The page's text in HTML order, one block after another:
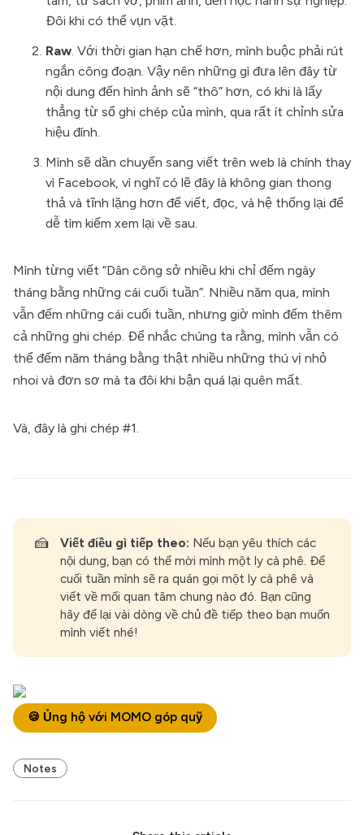
Đôi khi có thể vụn vặt.
Raw. Với thời gian hạn chế hơn, mình buộc phải rút
ngắn công đoạn. Vậy nên những gì đưa lên đây từ
nội dung đến hình ảnh sẽ “thô” hơn, có khi là lấy
thẳng từ sổ ghi chép của mình, qua rất ít chỉnh sửa
hiệu đính.
Mình sẽ dần chuyển sang viết trên web là chính thay
vì Facebook, vì nghĩ có lẽ đây là không gian thong
thả và tĩnh lặng hơn để viết, đọc, và hệ thống lại để
dễ tìm kiếm xem lại về sau.
Mình từng viết “Dân công sở nhiều khi chỉ đếm ngày
tháng bằng những cái cuối tuần”. Nhiều năm qua, mình
vẫn đếm những cái cuối tuần, nhưng giờ mình đếm thêm
cả những ghi chép. Để nhắc chúng ta rằng, mình vẫn có
thể đếm năm tháng bằng thật nhiều những thú vị nhỏ
nhoi và đơn sơ mà ta đôi khi bận quá lại quên mất.
Và, đây là ghi chép #1.
🍰 Viết điều gì tiếp theo: Nếu bạn yêu thích các
nội dung, bạn có thể mời mình một ly cà phê. Để
cuối tuần mình sẽ ra quán gọi một ly cà phê và
viết về mối quan tâm chung nào đó. Bạn cũng
hãy để lại vài dòng về chủ đề tiếp theo bạn muốn
mình viết nhé!
🍪 Ủng hộ với MOMO góp quỹ
Notes